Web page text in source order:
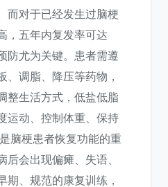
而对于已经发生过脑梗
，五年内复发率可达
防尤为关键。患者需遵
、调脂、降压等药物，
整生活方式，低盐低脂
运动、控制体重、保持
脑梗患者恢复功能的重
后会出现偏瘫、失语、
期、规范的康复训练，